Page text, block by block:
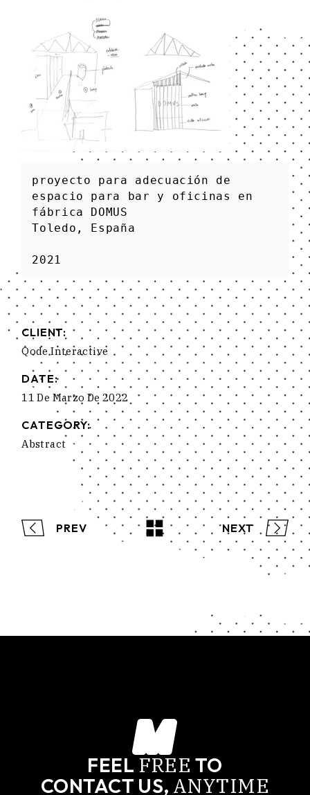
proyecto para adecuación de
espacio para bar y oficinas en
fábrica DOMUS
Toledo, España
CLIENT:
Qode Interactive
DATE:
11 De Marzo De 2022
CATEGORY:
Abstract
PREV NEXT
FEEL FREE TO
CONTACT US, ANYTIME